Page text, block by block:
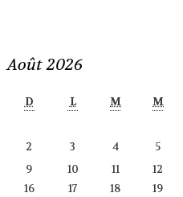
Août 2026
D L M M
2
3 4 5
9
10 11 12
16
17 18 19